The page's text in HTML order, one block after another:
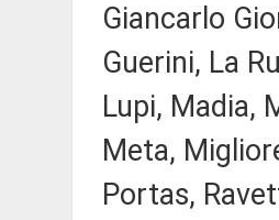
Giancarlo
Guerini, La
Lupi, Madia,
Meta,
Portas,